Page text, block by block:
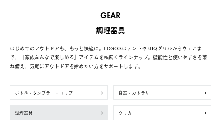
GEAR
調理器具
はじめてのアウトドアも、もっと快適に。LOGOSはテントやBBQグリルからウェアま
で、「家族みんなで楽しめる」アイテムを幅広くラインナップ。機能性と使いやすさを兼
ね備え、気軽にアウトドアを始めたい方をサポートします。
ボトル・タンブラー・コップ 食器・カトラリー
調理器具 クッカー